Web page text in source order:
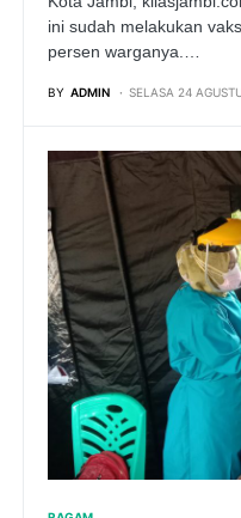
ini sudah melakukan
persen warganya.…
BY ADMIN SELASA 24